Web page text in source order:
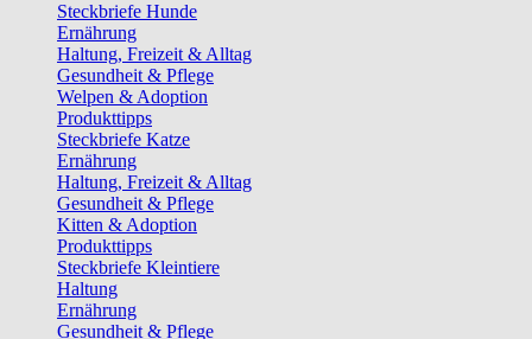
Steckbriefe Hunde
Ernährung
Haltung, Freizeit & Alltag
Gesundheit & Pflege
Welpen & Adoption
Produkttipps
Steckbriefe Katze
Ernährung
Haltung, Freizeit & Alltag
Gesundheit & Pflege
Kitten & Adoption
Produkttipps
Steckbriefe Kleintiere
Haltung
Ernährung
Gesundheit & Pflege